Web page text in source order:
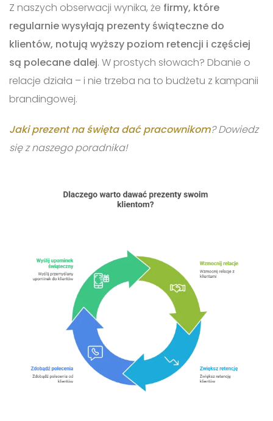
Z naszych obserwacji wynika, że firmy, które
regularnie wysyłają prezenty świąteczne do
klientów, notują wyższy poziom retencji i częściej
są polecane dalej. W prostych słowach? Dbanie o
relacje działa – i nie trzeba na to budżetu z kampanii
brandingowej.
Jaki prezent na święta dać pracownikom? Dowiedz
się z naszego poradnika!